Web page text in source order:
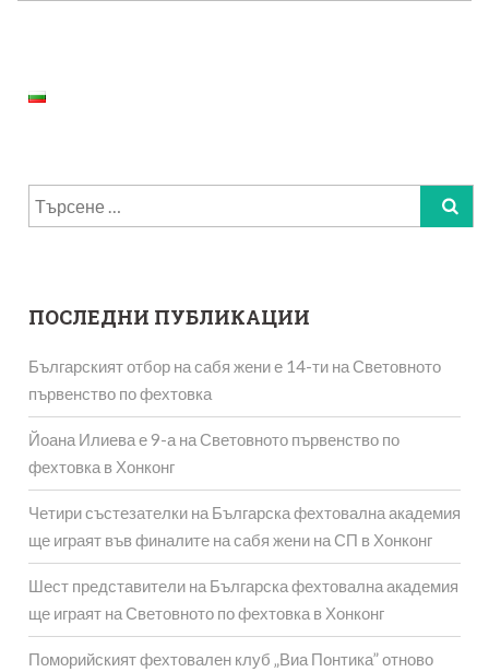
Търсене
за:
ПОСЛЕДНИ ПУБЛИКАЦИИ
Българският отбор на сабя жени е 14-ти на Световното
първенство по фехтовка
Йоана Илиева е 9-а на Световното първенство по
фехтовка в Хонконг
Четири състезателки на Българска фехтовална академия
ще играят във финалите на сабя жени на СП в Хонконг
Шест представители на Българска фехтовална академия
ще играят на Световното по фехтовка в Хонконг
Поморийският фехтовален клуб „Виа Понтика” отново